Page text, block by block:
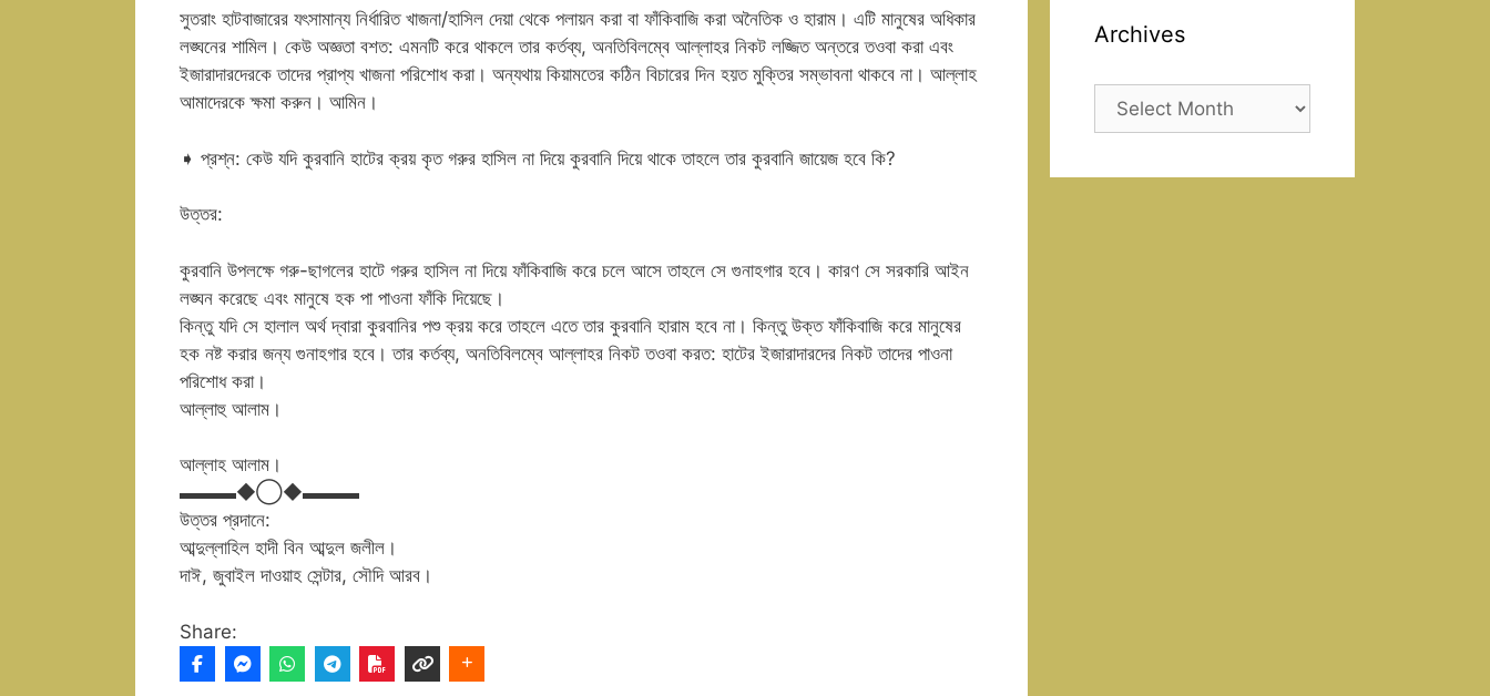
সুতরাং হাটবাজারের যৎসামান্য নির্ধারিত খাজনা/হাসিল দেয়া থেকে পলায়ন করা বা ফাঁকিবাজি করা অনৈতিক ও হারাম। এটি মানুষের অধিকার
লঙ্ঘনের শামিল। কেউ অজ্ঞতা বশত: এমনটি করে থাকলে তার কর্তব্য, অনতিবিলম্বে আল্লাহর নিকট লজ্জিত অন্তরে তওবা করা এবং
ইজারাদারদেরকে তাদের প্রাপ্য খাজনা পরিশোধ করা। অন্যথায় কিয়ামতের কঠিন বিচারের দিন হয়ত মুক্তির সম্ভাবনা থাকবে না। আল্লাহ
আমাদেরকে ক্ষমা করুন। আমিন।
➧ প্রশ্ন: কেউ যদি কুরবানি হাটের ক্রয় কৃত গরুর হাসিল না দিয়ে কুরবানি দিয়ে থাকে তাহলে তার কুরবানি জায়েজ হবে কি?
উত্তর:
কুরবানি উপলক্ষে গরু-ছাগলের হাটে গরুর হাসিল না দিয়ে ফাঁকিবাজি করে চলে আসে তাহলে সে গুনাহগার হবে। কারণ সে সরকারি আইন
লঙ্ঘন করেছে এবং মানুষে হক পা পাওনা ফাঁকি দিয়েছে।
কিন্তু যদি সে হালাল অর্থ দ্বারা কুরবানির পশু ক্রয় করে তাহলে এতে তার কুরবানি হারাম হবে না। কিন্তু উক্ত ফাঁকিবাজি করে মানুষের
হক নষ্ট করার জন্য গুনাহগার হবে। তার কর্তব্য, অনতিবিলম্বে আল্লাহর নিকট তওবা করত: হাটের ইজারাদারদের নিকট তাদের পাওনা
পরিশোধ করা।
আল্লাহু আলাম।
আল্লাহ আলাম।
▬▬▬◆◯◆▬▬▬
উত্তর প্রদানে:
আব্দুল্লাহিল হাদী বিন আব্দুল জলীল।
দাঈ, জুবাইল দাওয়াহ সেন্টার, সৌদি আরব।
Share:
Archives
Archives